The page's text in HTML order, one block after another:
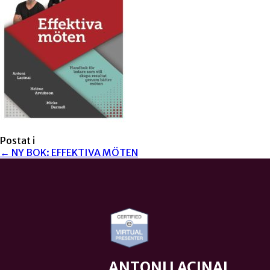
Postat i
← NY BOK: EFFEKTIVA MÖTEN